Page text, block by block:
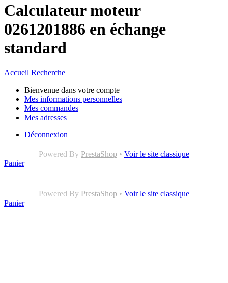
Calculateur moteur
0261201886 en échange
standard
Accueil Recherche
Bienvenue dans votre compte
Mes informations personnelles
Mes commandes
Mes adresses
Déconnexion
Powered By PrestaShop • Voir le site classique
Panier
Powered By PrestaShop • Voir le site classique
Panier